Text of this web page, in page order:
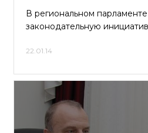
В региональном
законодательную
22.01.14